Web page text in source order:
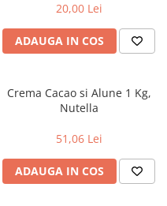
20,00 Lei
ADAUGA IN COS
Crema Cacao si Alune 1 Kg,
Nutella
51,06 Lei
ADAUGA IN COS